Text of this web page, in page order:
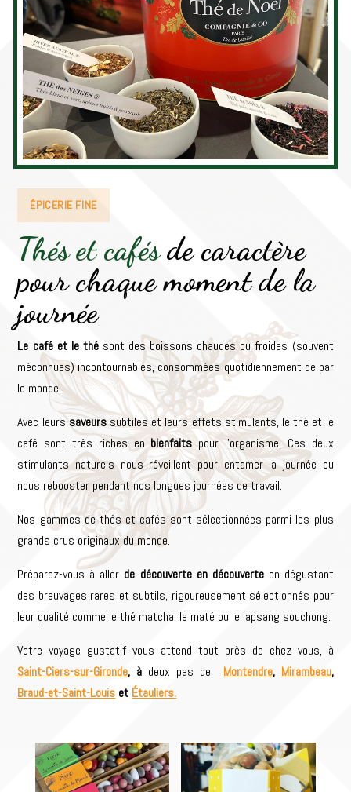
ÉPICERIE FINE
Thés et cafésde caractère
pour chaque moment de la
journée
Le café et le thésont des boissons chaudes ou froides (souvent
méconnues) incontournables, consommées quotidiennement de par
le monde.
Avec leurssaveurssubtiles et leurs effets stimulants, le thé et le
café sont très riches enbienfaits pour l’organisme. Ces deux
stimulants naturels nous réveillent pour entamer la journée ou
nous rebooster pendant nos longues journées de travail.
Nos gammes de thés et cafés sont sélectionnées parmi les plus
grands crus originaux du monde.
Préparez-vous à aller de découverte en découverteen dégustant
des breuvages rares et subtils, rigoureusement sélectionnés pour
leur qualité comme le thé matcha, le maté ou le lapsang souchong.
Votre voyage gustatif vous attend tout près de chez vous, à
Saint-Ciers-sur-Gironde, à deux pas de Montendre, Mirambeau,
Braud-et-Saint-Louis et Étauliers.